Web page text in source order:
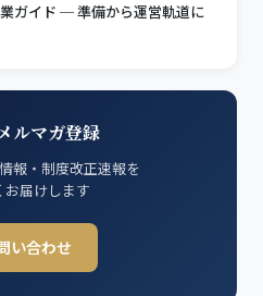
ガイド ─ 準備から運営軌道に
ルマガ登録
報・制度改正速報を
お届けします
い合わせ